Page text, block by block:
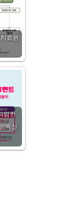
료원
렴한
백신